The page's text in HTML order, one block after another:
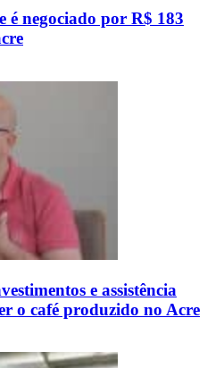
é negociado por R$ 183
e assistência
o café produzido no Acre